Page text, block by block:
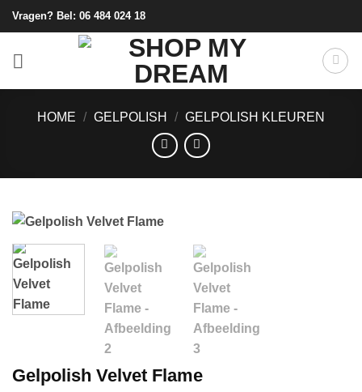
Ga
naar
Vragen? Bel: 06 484 024 18
HOME / GELPOLISH / GELPOLISH KLEUREN
Gelpolish Velvet Flame